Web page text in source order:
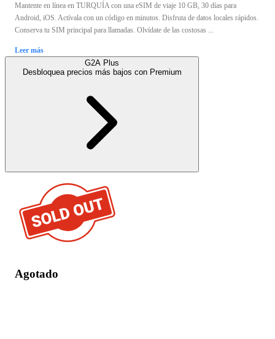
Mantente en línea en TURQUÍA con una eSIM de viaje 10 GB, 30 días para
Android, iOS. Actívala con un código en minutos. Disfruta de datos locales rápidos.
Conserva tu SIM principal para llamadas. Olvídate de las costosas ...
Leer más
G2A Plus
Desbloquea precios más bajos con Premium
Agotado